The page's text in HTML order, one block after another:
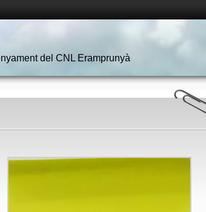
del CNL Eramprunyà